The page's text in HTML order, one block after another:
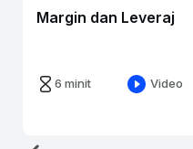
Margin dan Leveraj
6 minit Video